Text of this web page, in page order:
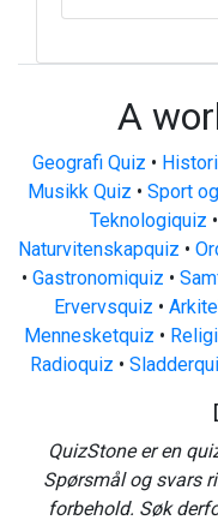
A
Geografi Quiz •
Musikk Quiz • Sport
Teknologiquiz •
Naturvitenskapquiz •
• Gastronomiquiz •
Ervervsquiz •
Mennesketquiz •
Radioquiz •
QuizStone er en
Spørsmål og svars
forbehold. Søk